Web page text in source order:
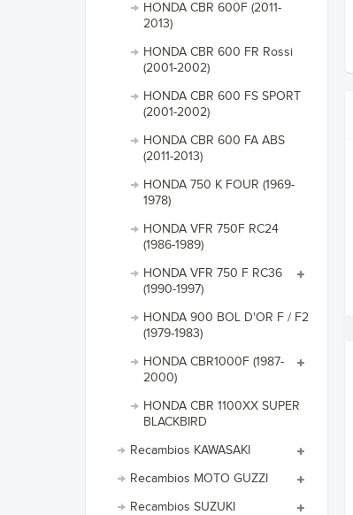
HONDA CBR 600F (2011-
2013)
HONDA CBR 600 FR Rossi
(2001-2002)
HONDA CBR 600 FS SPORT
(2001-2002)
HONDA CBR 600 FA ABS
(2011-2013)
HONDA 750 K FOUR (1969-
1978)
HONDA VFR 750F RC24
(1986-1989)
HONDA VFR 750 F RC36
(1990-1997)
HONDA 900 BOL D'OR F / F2
(1979-1983)
HONDA CBR1000F (1987-
2000)
HONDA CBR 1100XX SUPER
BLACKBIRD
Recambios KAWASAKI
Recambios MOTO GUZZI
Recambios SUZUKI